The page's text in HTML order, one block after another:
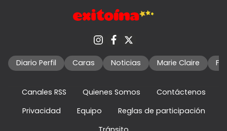
Diario Perfil Caras Noticias Marie Claire
Canales RSS Quienes Somos
Contáctenos
Privacidad
Equipo
Reglas de participación